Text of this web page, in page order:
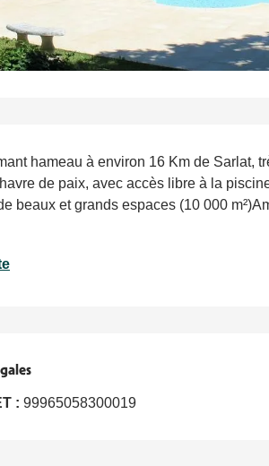
hameau à environ 16 Km de Sarlat,
de paix, avec accès libre à la
beaux et grands espaces (10 000
: 99965058300019